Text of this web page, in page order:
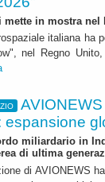
in mostra nel
italiana ha
nel Regno
espansione
miliardario in
di ultima
di AVIONEWS